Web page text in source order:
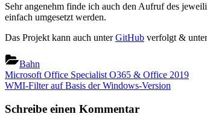
Sehr angenehm finde ich auch den Aufruf des
einfach umgesetzt werden.
Das Projekt kann auch unterGitHub verfolgt &
Bahn
Beitragsnavigation
Previous
Post:
Microsoft Office Specialist O365 & Office 2019
Next
WMI-Filter auf Basis der Windows-Version
Schreibe einen Kommentar